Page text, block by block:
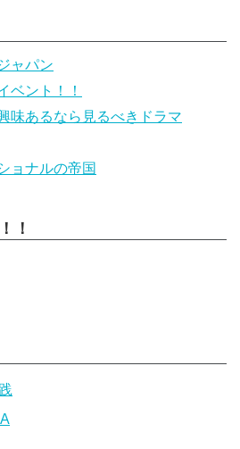
ャパン
ベント！！
味あるなら見るべきドラマ
ョナルの帝国
！